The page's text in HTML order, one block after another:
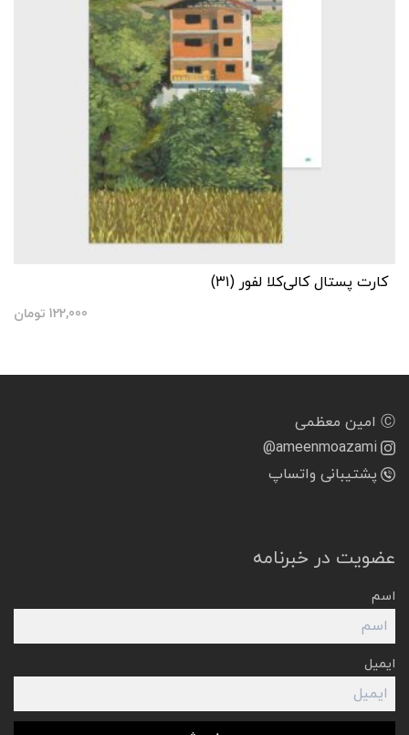
کارت پستال کالی‌کلا لفور (۳۱)
122,000 تومان
Ⓒ امین معظمی
@ameenmoazami
پشتیبانی واتساپ
عضویت در خبرنامه
اسم
ایمیل